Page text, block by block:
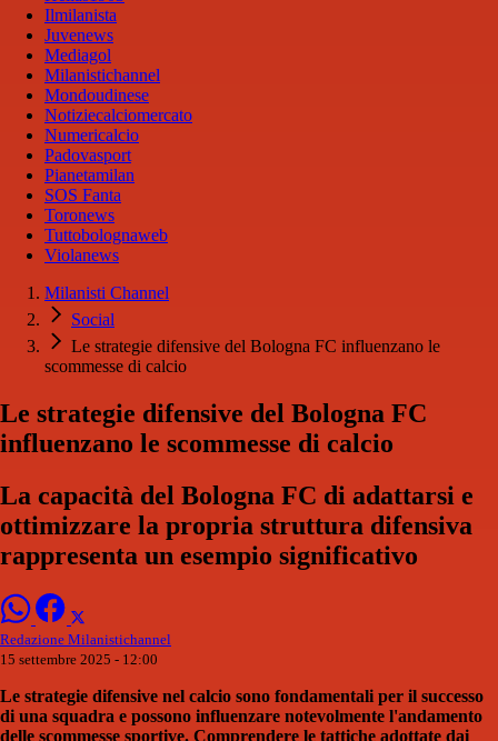
Ilmilanista
Juvenews
Mediagol
Milanistichannel
Mondoudinese
Notiziecalciomercato
Numericalcio
Padovasport
Pianetamilan
SOS Fanta
Toronews
Tuttobolognaweb
Violanews
Milanisti Channel
Social
Le strategie difensive del Bologna FC influenzano le
scommesse di calcio
Le strategie difensive del Bologna FC
influenzano le scommesse di calcio
La capacità del Bologna FC di adattarsi e
ottimizzare la propria struttura difensiva
rappresenta un esempio significativo
Redazione Milanistichannel
15 settembre 2025 - 12:00
Le strategie difensive nel calcio sono fondamentali per il successo
di una squadra e possono influenzare notevolmente l'andamento
delle scommesse sportive. Comprendere le tattiche adottate dai